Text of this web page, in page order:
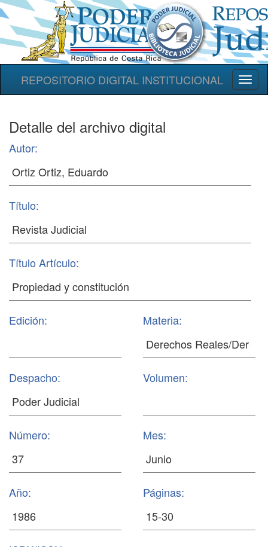
REPOSITORIO DIGITAL INSTITUCIONAL
Detalle del archivo digital
Autor:
Título:
Título Artículo:
Edición: Materia:
Despacho: Volumen:
Número: Mes:
Año: Páginas: